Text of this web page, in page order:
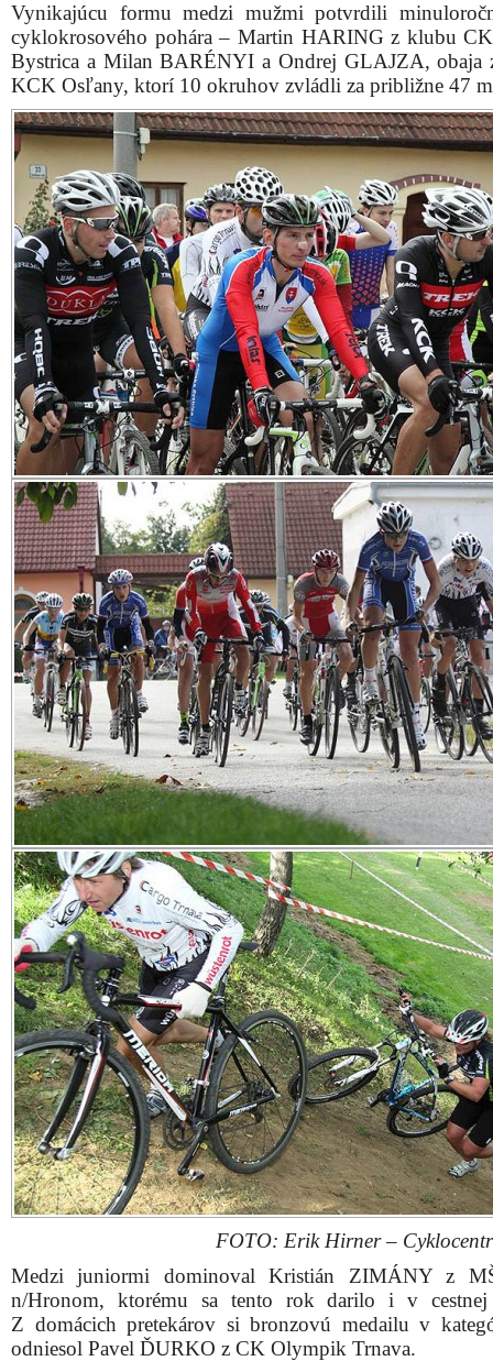
Vynikajúcu formu medzi mužmi potvrdili
cyklokrosového pohára – Martin HARING z klubu
Bystrica a Milan BARÉNYI a Ondrej GLAJZA, obaja
KCK Osľany, ktorí 10 okruhov zvládli za približne 47
FOTO: Erik Hirner –
Medzi juniormi dominoval Kristián ZIMÁNY z
n/Hronom, ktorému sa tento rok darilo i v cestnej
Z domácich pretekárov si bronzovú medailu v
odniesol Pavel ĎURKO z CK Olympik Trnava.